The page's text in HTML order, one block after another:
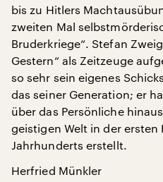
bis zu Hitlers
zweiten Mal
Bruderkriege“. Stefan
Gestern“ als Zeitzeuge
so sehr sein eigenes
das seiner Generation; er
über das Persönliche
geistigen Welt in der ersten
Jahrhunderts erstellt.
Herfried Münkler